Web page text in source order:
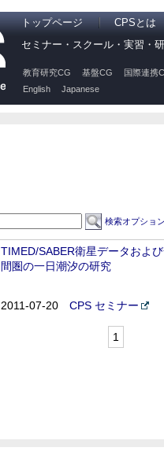
トップページ
CPSとは
セミナー・スクール・実習・
教育研究CG 基盤CG
国際連携
English
Japanese
検索オプショ
TIMED/SABER衛星データおよ
間圏の一日潮汐の研究
2011-07-20 CPS セミナー
1